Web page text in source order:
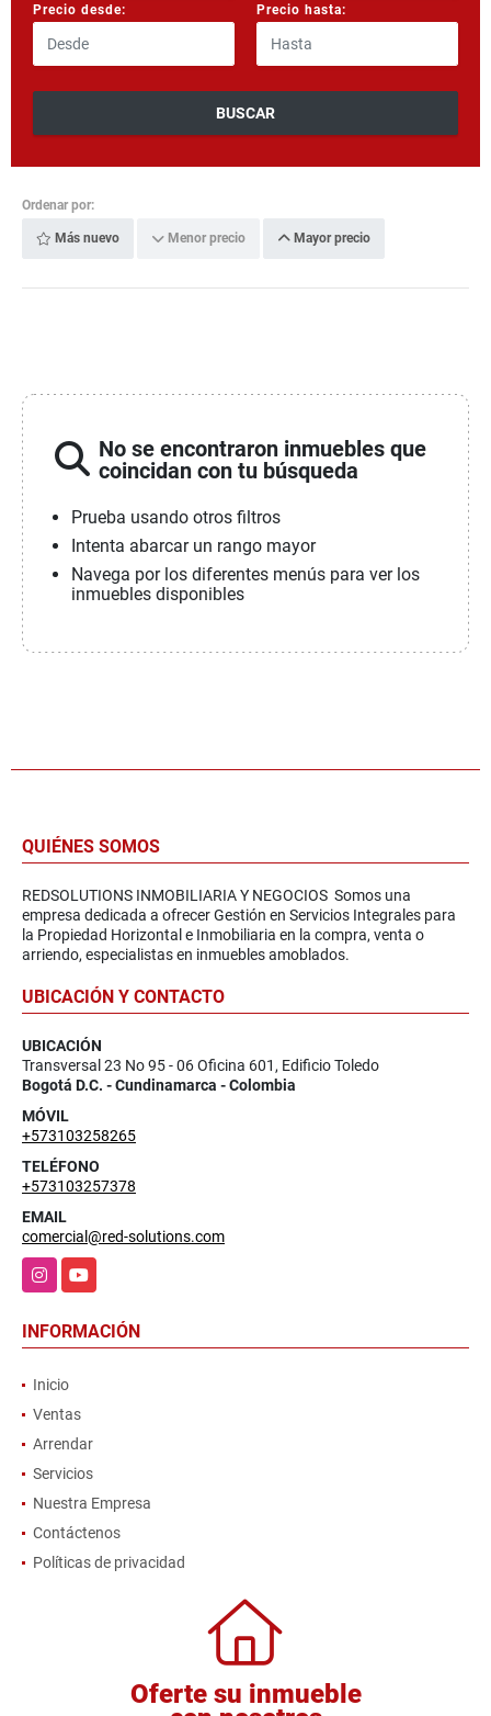
Precio desde: Precio hasta:
BUSCAR
Ordenar por:
Más nuevo Menor precio Mayor precio
No se encontraron inmuebles que
coincidan con tu búsqueda
Prueba usando otros filtros
Intenta abarcar un rango mayor
Navega por los diferentes menús para ver los
inmuebles disponibles
QUIÉNES SOMOS
REDSOLUTIONS INMOBILIARIA Y NEGOCIOS Somos una
empresa dedicada a ofrecer Gestión en Servicios Integrales para
la Propiedad Horizontal e Inmobiliaria en la compra, venta o
arriendo, especialistas en inmuebles amoblados.
UBICACIÓN Y CONTACTO
UBICACIÓN
Transversal 23 No 95 - 06 Oficina 601, Edificio Toledo
Bogotá D.C. - Cundinamarca - Colombia
MÓVIL
+573103258265
TELÉFONO
+573103257378
EMAIL
comercial@red-solutions.com
InstagramYouTube
INFORMACIÓN
Inicio
Ventas
Arrendar
Servicios
Nuestra Empresa
Contáctenos
Políticas de privacidad
Oferte su inmueble